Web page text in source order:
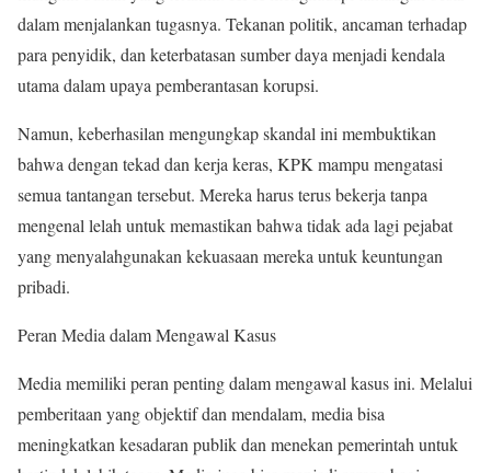
dalam menjalankan tugasnya. Tekanan politik, ancaman terhadap
para penyidik, dan keterbatasan sumber daya menjadi kendala
utama dalam upaya pemberantasan korupsi.
Namun, keberhasilan mengungkap skandal ini membuktikan
bahwa dengan tekad dan kerja keras, KPK mampu mengatasi
semua tantangan tersebut. Mereka harus terus bekerja tanpa
mengenal lelah untuk memastikan bahwa tidak ada lagi pejabat
yang menyalahgunakan kekuasaan mereka untuk keuntungan
pribadi.
Peran Media dalam Mengawal Kasus
Media memiliki peran penting dalam mengawal kasus ini. Melalui
pemberitaan yang objektif dan mendalam, media bisa
meningkatkan kesadaran publik dan menekan pemerintah untuk